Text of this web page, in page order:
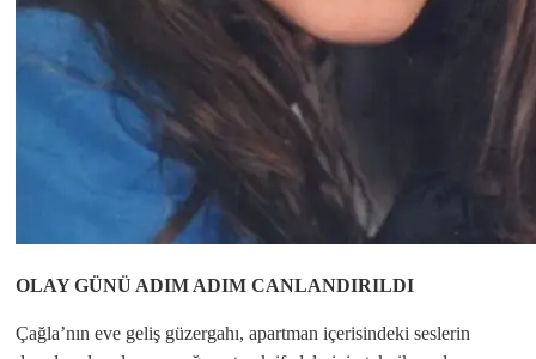
OLAY GÜNÜ ADIM ADIM CANLANDIRILDI
Çağla’nın eve geliş güzergahı, apartman içerisindeki seslerin